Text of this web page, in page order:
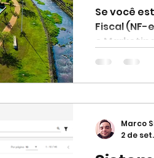
P15
Ltda
Se você
Fiscal (NF-
Marco
2 de